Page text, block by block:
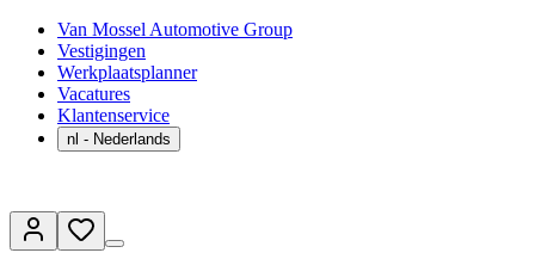
Van Mossel Automotive Group
Vestigingen
Werkplaatsplanner
Vacatures
Klantenservice
nl - Nederlands